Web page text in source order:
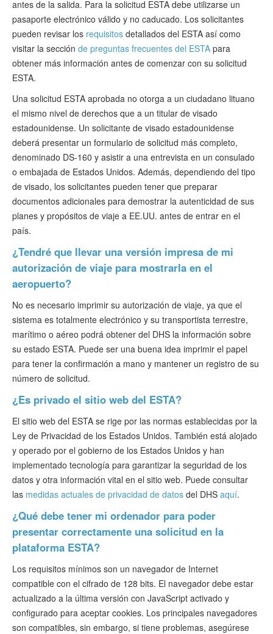
antes de la salida. Para la solicitud ESTA debe utilizarse un
pasaporte electrónico válido y no caducado. Los solicitantes
pueden revisar los requisitos detallados del ESTA así como
visitar la sección de preguntas frecuentes del ESTA para
obtener más información antes de comenzar con su solicitud
ESTA.
Una solicitud ESTA aprobada no otorga a un ciudadano lituano
el mismo nivel de derechos que a un titular de visado
estadounidense. Un solicitante de visado estadounidense
deberá presentar un formulario de solicitud más completo,
denominado DS-160 y asistir a una entrevista en un consulado
o embajada de Estados Unidos. Además, dependiendo del tipo
de visado, los solicitantes pueden tener que preparar
documentos adicionales para demostrar la autenticidad de sus
planes y propósitos de viaje a EE.UU. antes de entrar en el
país.
¿Tendré que llevar una versión impresa de mi
autorización de viaje para mostrarla en el
aeropuerto?
No es necesario imprimir su autorización de viaje, ya que el
sistema es totalmente electrónico y su transportista terrestre,
marítimo o aéreo podrá obtener del DHS la información sobre
su estado ESTA. Puede ser una buena idea imprimir el papel
para tener la confirmación a mano y mantener un registro de su
número de solicitud.
¿Es privado el sitio web del ESTA?
El sitio web del ESTA se rige por las normas establecidas por la
Ley de Privacidad de los Estados Unidos. También está alojado
y operado por el gobierno de los Estados Unidos y han
implementado tecnología para garantizar la seguridad de los
datos y otra información vital en el sitio web. Puede consultar
las medidas actuales de privacidad de datos del DHS aquí.
¿Qué debe tener mi ordenador para poder
presentar correctamente una solicitud en la
plataforma ESTA?
Los requisitos mínimos son un navegador de Internet
compatible con el cifrado de 128 bits. El navegador debe estar
actualizado a la última versión con JavaScript activado y
configurado para aceptar cookies. Los principales navegadores
son compatibles, sin embargo, si tiene problemas, asegúrese